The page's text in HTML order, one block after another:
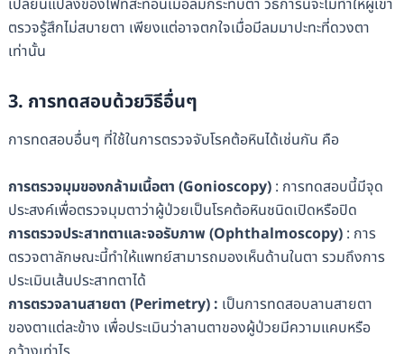
เปลี่ยนแปลงของไฟที่สะท้อนเมื่อลมกระทบตา วิธีการนี้จะไม่ทำให้ผู้เข้า
ตรวจรู้สึกไม่สบายตา เพียงแต่อาจตกใจเมื่อมีลมมาปะทะที่ดวงตา
เท่านั้น
3. การทดสอบด้วยวิธีอื่นๆ
การทดสอบอื่นๆ ที่ใช้ในการตรวจจับโรคต้อหินได้เช่นกัน คือ
การตรวจมุมของกล้ามเนื้อตา (Gonioscopy): การทดสอบนี้มีจุด
ประสงค์เพื่อตรวจมุมตาว่าผู้ป่วยเป็นโรคต้อหินชนิดเปิดหรือปิด
การตรวจประสาทตาและจอรับภาพ (Ophthalmoscopy) : การ
ตรวจตาลักษณะนี้ทำให้แพทย์สามารถมองเห็นด้านในตา รวมถึงการ
ประเมินเส้นประสาทตาได้
การตรวจลานสายตา (Perimetry) : เป็นการทดสอบลานสายตา
ของตาแต่ละข้าง เพื่อประเมินว่าลานตาของผู้ป่วยมีความแคบหรือ